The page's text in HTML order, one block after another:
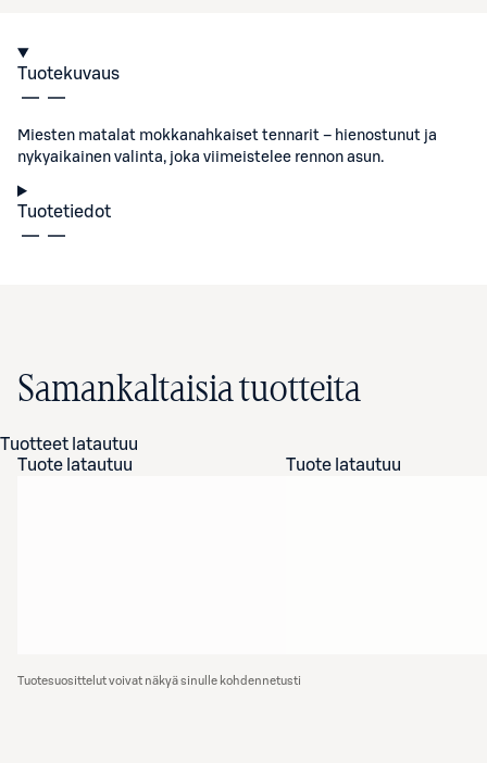
Tuotekuvaus
Miesten matalat mokkanahkaiset tennarit – hienostunut ja
nykyaikainen valinta, joka viimeistelee rennon asun.
Tuotetiedot
Samankaltaisia tuotteita
Tuotteet latautuu
Tuote latautuu
Tuote latautuu
Tuotesuosittelut voivat näkyä sinulle kohdennetusti